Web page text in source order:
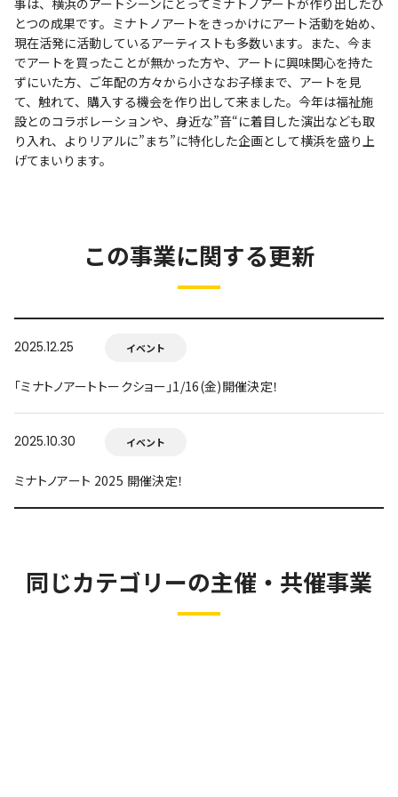
とつの成果です。ミナトノアートをきっかけにアート活動を始め、
現在活発に活動しているアーティストも多数います。また、今ま
でアートを買ったことが無かった⽅や、アートに興味関⼼を持た
ずにいた⽅、ご年配の⽅々から⼩さなお⼦様まで、アートを⾒
て、触れて、購⼊する機会を作り出して来ました。今年は福祉施
設とのコラボレーションや、⾝近な”⾳“に着⽬した演出なども取
り⼊れ、よりリアルに”まち”に特化した企画として横浜を盛り上
げてまいります。
この事業に関する更新
2025.12.25 イベント
「ミナトノアートトークショー」1/16(金)開催決定！
2025.10.30 イベント
ミナトノアート 2025 開催決定！
同じカテゴリーの主催・共催事業